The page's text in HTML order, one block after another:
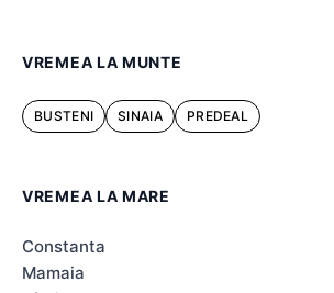
VREMEA LA MUNTE
BUSTENI SINAIA PREDEAL
VREMEA LA MARE
Constanta
Mamaia